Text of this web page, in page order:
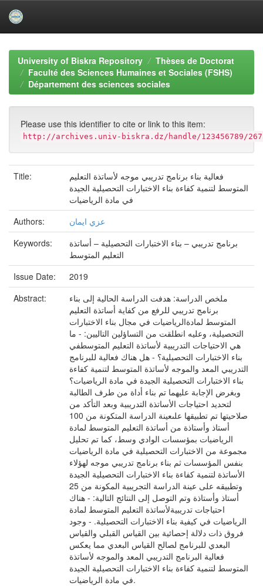
navigationUniversity of Biskra Repository
Thèses de Doctorat
Faculté des Sciences Humaines et Sociales (FSHS)
Département des sciences sociales
Please use this identifier to cite or link to this item:
http://archives.univ-biskra.dz/handle/123456789/
Title:
فعالية بناء برنامج تدريبي موجه لأساتذة التعليم
المتوسط لتنمية كفاءة بناء الاختبارات التحصيلية الجيدة
في مادة الرياضيات
Authors:
عزي ايمان
Keywords:
برنامج تدريبي – بناء الاختبارات التحصيلية – أساتذة
التعليم المتوسط
Issue Date:
2019
Abstract:
ملخص الدراسة: هدفت الدراسة الحالية إلى بناء
برنامج تدريبي للرفع من كفاية أساتذة التعليم
المتوسط لمادةالرياضيات في مجال بناء الاختبارات
التحصيلية، وعليه انطلقت من التساؤلين التاليين: - ما
هي الاحتياجات التدريبية لأساتذة التعليم المتوسطفي
بناء الاختبارات التحصيلية؟ - هل هناك فعالية للبرنامج
التدريبي المعد والموجه لأساتذة المتوسط لتنمية كفاءة
بناء الاختبارات التحصيلية الجيدة في مادة الرياضيات؟
وبغرض الإجابة عليهما تم بناء أداة من طرف الطالبة
لتحديد احتياجات الأساتذة التدريبية وبعد التأكد من
صلاحيتها تم تطبيقها علىعينة الدراسة المتكونة من 100
أستاذ وأستاذة من أساتذة التعليم المتوسط لمادة
الرياضيات بمؤسسات الوادي وسط، كما تم تحليل
مجموعة من الاختبارات التحصيلية في مادة الرياضيات
بنفس المؤسسات ثم بناء برنامج تدريبي موجه لهؤلاء
الأساتذة لتنمية كفاءة بناء الاختبارات التحصيلية الجيدة
وتطبيقه على عينة الدراسة التجريبية المكونة من 25
أستاذ وأستاذة وتم التوصل إلى النتائج التالية: - هناك
احتياجات تدريبيةلأساتذة التعليم المتوسط لمادة
الرياضيات في كيفية بناء الاختبارات التحصيلية. - وجود
فروق ذات دلالة إحصائية بين القياس القبلي والقياس
البعدي للبرنامج لصالح القياس البعدي مما يعكس
فعالية البرنامج التدريبي المعد والموجه لأساتذة
المتوسط لتنمية كفاءة بناء الاختبارات التحصيلية الجيدة
في مادة الرياضيات.